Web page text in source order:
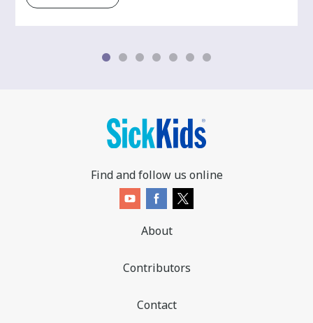
Find and follow us online
About
Contributors
Contact